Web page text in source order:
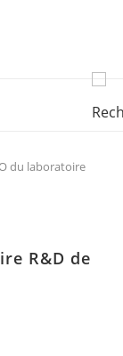
du laboratoire
R&D de